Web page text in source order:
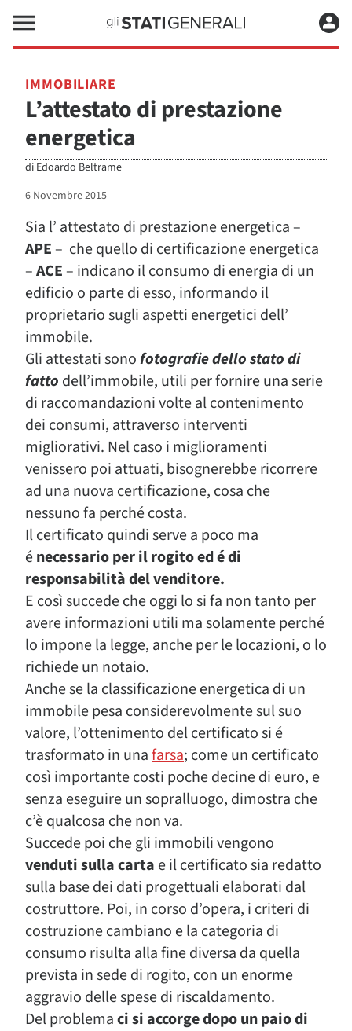
IMMOBILIARE
L’attestato di prestazione
energetica
di Edoardo Beltrame
6 Novembre 2015
Sia l’ attestato di prestazione energetica –
APE – che quello di certificazione energetica
–ACE – indicano il consumo di energia di un
edificio o parte di esso, informando il
proprietario sugli aspetti energetici dell’
immobile.
Gli attestati sonofotografie dello stato di
fatto dell’immobile, utili per fornire una serie
di raccomandazioni volte al contenimento
dei consumi, attraverso interventi
migliorativi. Nel caso i miglioramenti
venissero poi attuati, bisognerebbe ricorrere
ad una nuova certificazione, cosa che
nessuno fa perché costa.
Il certificato quindi serve a poco ma
énecessario per il rogito ed é di
responsabilità del venditore.
E così succede che oggi lo si fa non tanto per
avere informazioni utili ma solamente perché
lo impone la legge, anche per le locazioni, o lo
richiede un notaio.
Anche se la classificazione energetica di un
immobile pesa considerevolmente sul suo
valore, l’ottenimento del certificato si é
trasformato in unafarsa; come un certificato
così importante costi poche decine di euro, e
senza eseguire un sopralluogo, dimostra che
c’è qualcosa che non va.
Succede poi che gli immobili vengono
venduti sulla carta e il certificato sia redatto
sulla base dei dati progettuali elaborati dal
costruttore. Poi, in corso d’opera, i criteri di
costruzione cambiano e la categoria di
consumo risulta alla fine diversa da quella
prevista in sede di rogito, con un enorme
aggravio delle spese di riscaldamento.
Del problemaci si accorge dopo un paio di